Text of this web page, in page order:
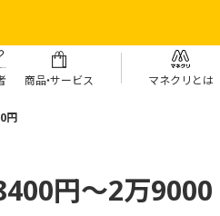
商品・サービス マネクリとは
円
円～2万9000